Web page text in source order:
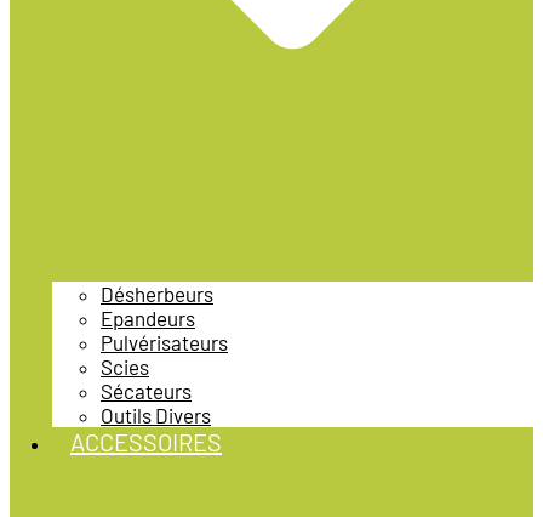
Désherbeurs
Epandeurs
Pulvérisateurs
Scies
Sécateurs
Outils Divers
ACCESSOIRES